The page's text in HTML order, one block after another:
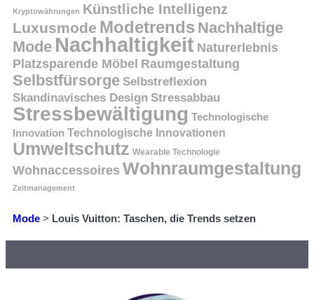
Kryptowährungen Künstliche Intelligenz
Luxusmode Modetrends Nachhaltige
Mode Nachhaltigkeit Naturerlebnis
Platzsparende Möbel Raumgestaltung
Selbstfürsorge Selbstreflexion
Skandinavisches Design Stressabbau
Stressbewältigung Technologische
Innovation Technologische Innovationen
Umweltschutz Wearable Technologie
Wohnaccessoires Wohnraumgestaltung
Zeitmanagement
Mode > Louis Vuitton: Taschen, die Trends setzen